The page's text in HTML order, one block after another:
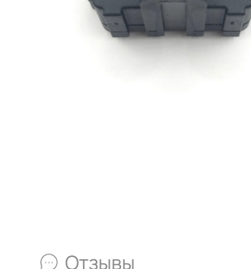
Отзывы